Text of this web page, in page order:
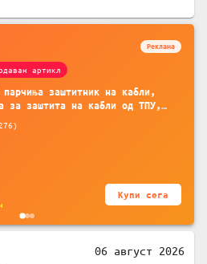
Реклама
артикл
заштитник на кабли,
за заштита на кабли од ТПУ,
за заштита на кабли, без
за мобилни телефони, комплет
)
Купи сега
06 август 2026